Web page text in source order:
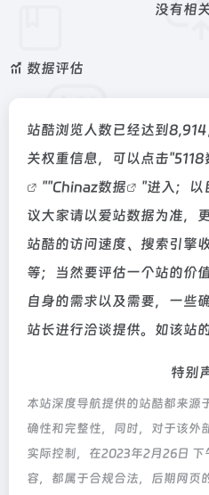
没有相
数据评估
站酷浏览人数已经达到
关权重信息，可以点击"5118
""Chinaz数据
"进入；以
议大家请以爱站数据为准，
站酷的访问速度、搜索引擎
等；当然要评估一个站的价
自身的需求以及需要，一些
站长进行洽谈提供。如该站
特别
本站深度导航提供的站酷都来源
确性和完整性，同时，对于该外
实际控制，在2023年2月26日
容，都属于合规合法，后期网页